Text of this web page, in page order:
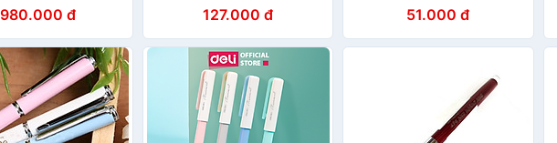
980.000 đ
Deli - Phù Hợp Vẽ Viền
Tranh Phác Hoạ Vẽ Kiến
Trúc Công Nghệ - S573
127.000 đ 51.000 đ